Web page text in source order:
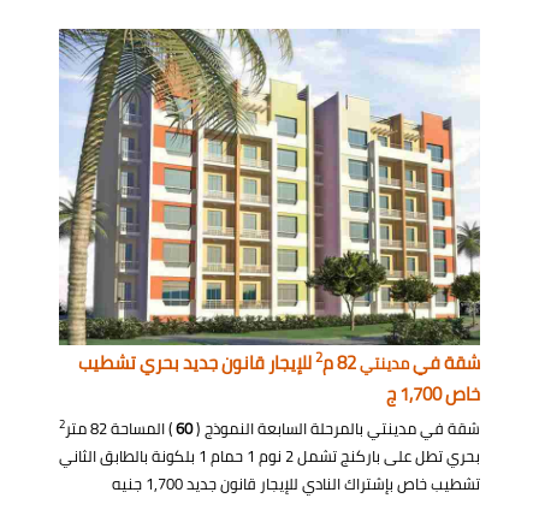
شقة فيمدينتي 2للإيجار قانون جديد بحري تشطيب
خاص 1,700 ج
شقة في مدينتي بالمرحلة السابعة النموذج (60) المساحة 82 متر 2
بحري تطل على باركنج تشمل 2 نوم 1 حمام 1 بلكونة بالطابق الثاني
تشطيب خاص بإشتراك النادي للإيجار قانون جديد 1,700 جنيه